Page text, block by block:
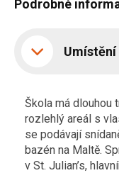
Podrobné
Umístění
Škola má dlouhou
rozlehlý areál s
se podávají
bazén na Maltě.
v St. Julian’s,